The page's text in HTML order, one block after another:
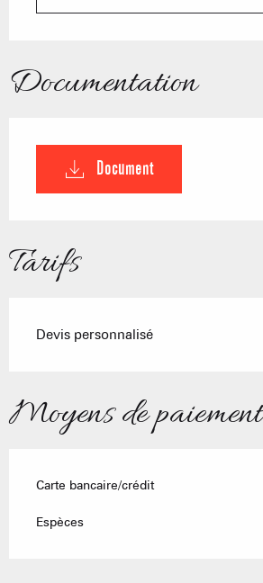
Documentation
Document
Tarifs
Devis personnalisé
Moyens de paiement
Carte bancaire/crédit
Espèces